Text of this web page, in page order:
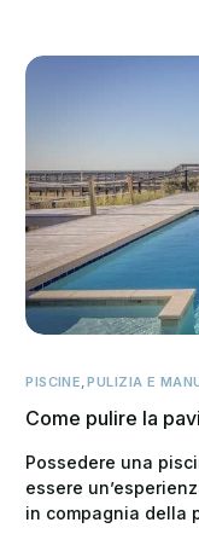
PISCINE,PULIZIA E
Come pulire la
Possedere una
essere
in compagnia della